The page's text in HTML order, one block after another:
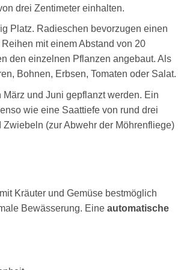
drei Zentimeter einhalten.
Platz. Radieschen bevorzugen einen
mit einem Abstand von 20
den einzelnen Pflanzen angebaut. Als
Bohnen, Erbsen, Tomaten oder Salat.
und Juni gepflanzt werden. Ein
wie eine Saattiefe von rund drei
(zur Abwehr der Möhrenfliege)
Kräuter und Gemüse bestmöglich
Bewässerung. Eine automatische